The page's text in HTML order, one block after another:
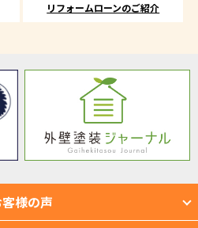
リフォームローンのご紹介
様の声